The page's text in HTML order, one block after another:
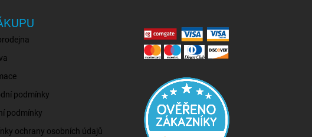
podmínky
podmínky
ochrany osobních údajů